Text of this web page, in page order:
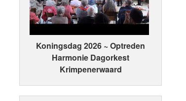
Koningsdag 2026 ~ Optreden
Harmonie Dagorkest
Krimpenerwaard